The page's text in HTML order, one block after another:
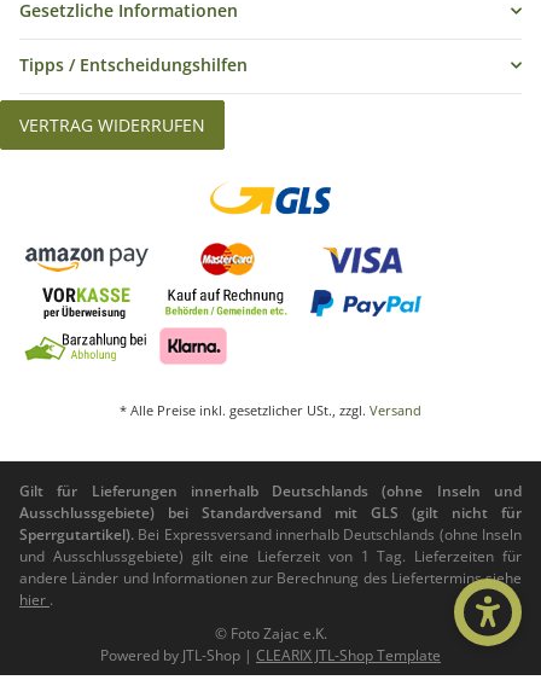
Gesetzliche Informationen
Tipps / Entscheidungshilfen
VERTRAG WIDERRUFEN
* Alle Preise inkl. gesetzlicher USt., zzgl. Versand
Gilt für Lieferungen innerhalb Deutschlands (ohne Inseln und
Ausschlussgebiete) bei Standardversand mit GLS (gilt nicht für
Sperrgutartikel). Bei Expressversand innerhalb Deutschlands (ohne Inseln
und Ausschlussgebiete) gilt eine Lieferzeit von 1 Tag. Lieferzeiten für
andere Länder und Informationen zur Berechnung des Liefertermins siehe
hier .
© Foto Zajac e.K.
Powered by JTL-Shop | CLEARIX JTL-Shop Template